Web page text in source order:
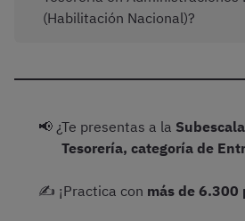
(Habilitación Nacional)?
📢 ¿Te presentas a la
Tesorería, categoría de
✍️ ¡Practica con más de 6.300